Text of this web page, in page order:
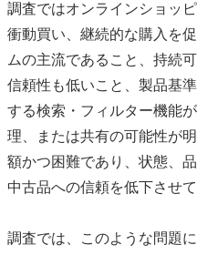
調査ではオンラインショッ
衝動買い、継続的な購入を
ムの主流であること、持続
信頼性も低いこと、製品基
する検索・フィルター機能
理、または共有の可能性が
額かつ困難であり、状態、
中古品への信頼を低下させ
調査では、このような問題